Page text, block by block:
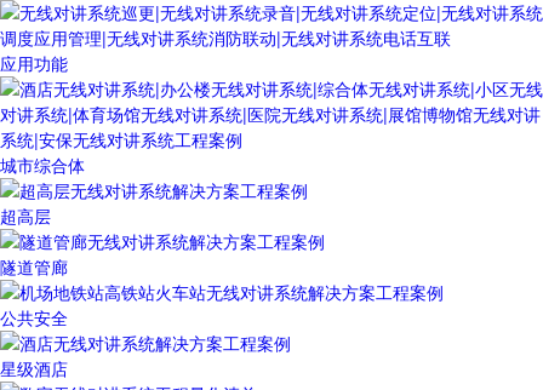
应用功能
城市综合体
超高层
隧道管廊
公共安全
星级酒店